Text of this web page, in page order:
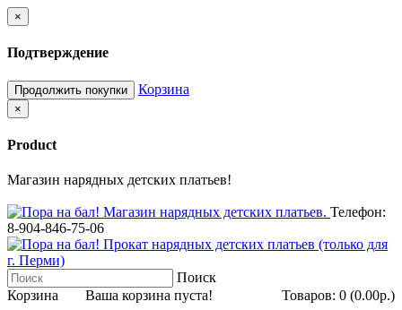
×
Подтверждение
Продолжить покупки Корзина
×
Product
Магазин нарядных детских платьев!
Телефон:
8-904-846-75-06
Поиск
Корзина
Товаров: 0 (0.00р.)
Ваша корзина пуста!